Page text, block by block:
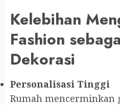
Kelebihan
Fashion
Dekorasi
Personalisasi Tinggi
Rumah mencerminkan